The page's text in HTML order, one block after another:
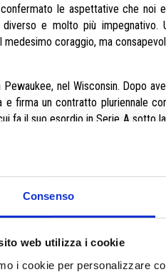
Consenso
web utilizza i cookie
i cookie per personalizzare
le aspettative che noi
e molto più impegnativo.
coraggio, ma
nel Wisconsin. Dopo
firma un contratto pluriennale
fa il suo esordio in Serie A sotto
di una esaltante
un’altra annata ben oltre
a partita e guadagnandosi il
fatto il suo esordio ufficiale con